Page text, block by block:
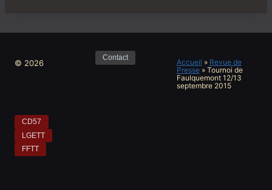
© 2026
Contact
Accueil » Revue de
Presse »Tournoi de
Faulquemont 12/13
septembre 2015
CD57
LGETT
FFTT